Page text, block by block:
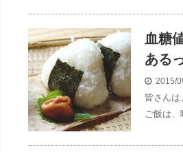
血糖
ある
2015/
皆さん
ご飯は